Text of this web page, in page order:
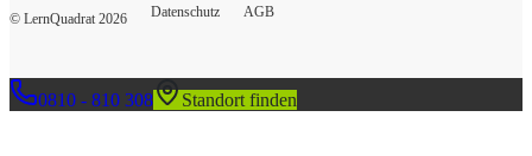
© LernQuadrat 2026 Datenschutz AGB
0810 - 810 308 Standort finden